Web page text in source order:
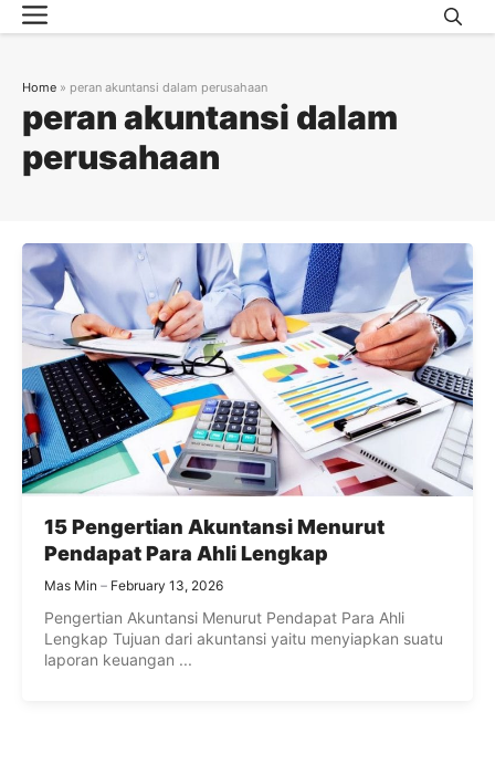
Skip
to
Menu
peran akuntansi dalam
perusahaan
Home » peran akuntansi dalam perusahaan
15 Pengertian Akuntansi Menurut
Pendapat Para Ahli Lengkap
Mas Min February 13, 2026
Pengertian Akuntansi Menurut Pendapat Para Ahli
Lengkap Tujuan dari akuntansi yaitu menyiapkan suatu
laporan keuangan ...